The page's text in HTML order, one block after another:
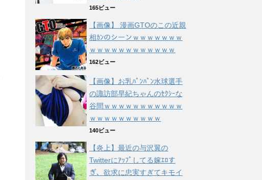
165ビュー
【画像】 漫画GTOのこの近親
相ｶﾝのシーンｗｗｗｗｗｗｗ
ｗｗｗｗｗｗｗｗｗｗｗｗ
162ビュー
【画像】お乳ﾊﾟﾝﾊﾟﾝ水球選手
の諏訪部早紀ちゃんのｾｸｼｰな
谷間ｗｗｗｗｗｗｗｗｗｗｗ
ｗｗｗｗｗｗｗｗｗｗ
140ビュー
【炎上】最近の与沢翼の
Twitterにｱｯﾌﾟしてる嫁ｴﾛす
ぎ、欲求に忠実すぎてキモイ